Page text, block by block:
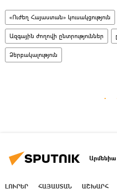
«Ուժեղ Հայաստան» կուսակցություն
Ազգային ժողովի ընտրություններ
Ձերբակալություն
Արմենիա
ԼՈՒՐԵՐ ՀԱՅԱՍՏԱՆ ԱՇԽԱՐՀ